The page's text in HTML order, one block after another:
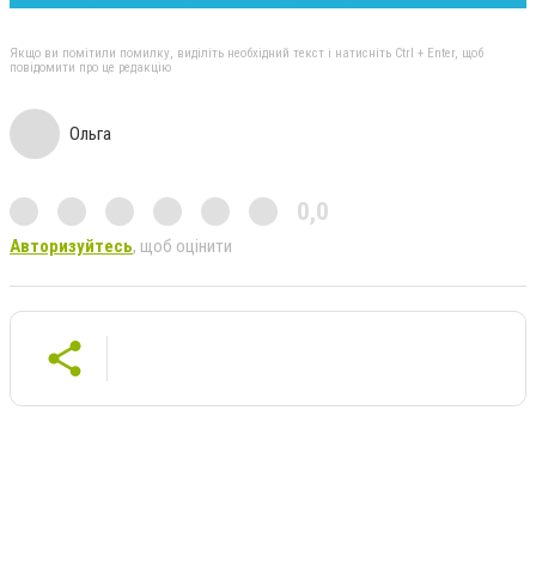
Якщо ви помітили помилку, виділіть необхідний текст і натисніть Ctrl + Enter, щоб
повідомити про це редакцію
Ольга
0,0
Авторизуйтесь, щоб оцінити